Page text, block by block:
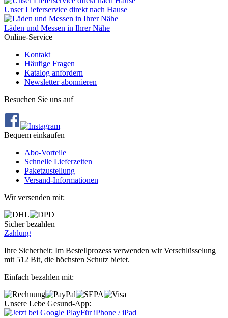
Unser Lieferservice direkt nach Hause
Läden und Messen in Ihrer Nähe
Online-Service
Kontakt
Häufige Fragen
Katalog anfordern
Newsletter abonnieren
Besuchen Sie uns auf
Bequem einkaufen
Abo‐Vorteile
Schnelle Lieferzeiten
Paketzustellung
Versand‐Informationen
Wir versenden mit:
Sicher bezahlen
Zahlung
Ihre Sicherheit: Im Bestellprozess verwenden wir Verschlüsselung
mit 512 Bit, die höchsten Schutz bietet.
Einfach bezahlen mit:
Unsere Lebe Gesund-App:
Für iPhone / iPad